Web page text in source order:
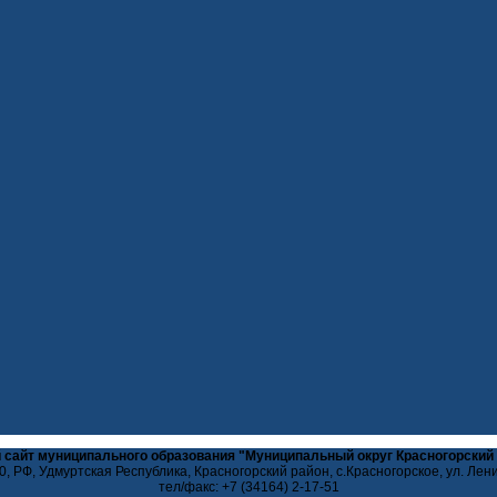
муниципального образования "Муниципальный округ
РФ, Удмуртская Республика, Красногорский район, с.Красногорское, ул.
тел/факс: +7 (34164) 2-17-51